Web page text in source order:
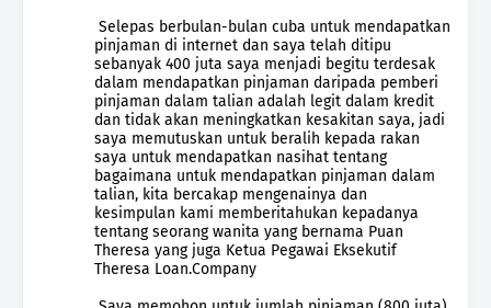
Selepas berbulan-bulan cuba untuk mendapatkan
pinjaman di internet dan saya telah ditipu
sebanyak 400 juta saya menjadi begitu terdesak
dalam mendapatkan pinjaman daripada pemberi
pinjaman dalam talian adalah legit dalam kredit
dan tidak akan meningkatkan kesakitan saya, jadi
saya memutuskan untuk beralih kepada rakan
saya untuk mendapatkan nasihat tentang
bagaimana untuk mendapatkan pinjaman dalam
talian, kita bercakap mengenainya dan
kesimpulan kami memberitahukan kepadanya
tentang seorang wanita yang bernama Puan
Theresa yang juga Ketua Pegawai Eksekutif
Theresa Loan.Company